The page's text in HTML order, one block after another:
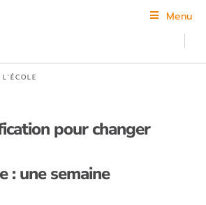
Menu
L'ÉCOLE
pour changer
: une semaine